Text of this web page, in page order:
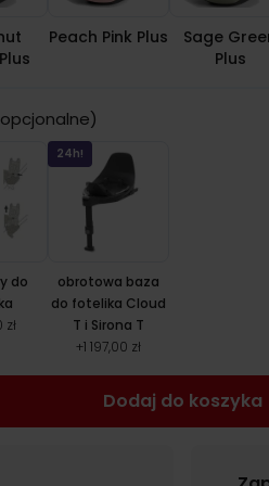
Peach Pink Plus
Sage
Plus
do
24h!
obrotowa baza
do fotelika Cloud
T i Sirona T
+1 197,00 zł
Dodaj do koszyka